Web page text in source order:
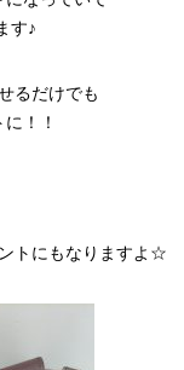
す♪
るだけでも
！！
トにもなりますよ☆